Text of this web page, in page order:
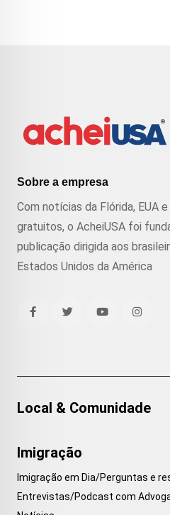
Sobre a empresa
Com notícias da Flórida, EUA
gratuitos, o AcheiUSA foi
publicação dirigida aos
Estados Unidos da América
Local & Comunidade
Imigração
Imigração em Dia/Perguntas e
Entrevistas/Podcast com